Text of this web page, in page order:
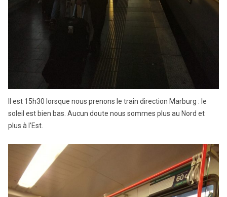
Il est 15h30 lorsque nous prenons le train direction Marburg : le
soleil est bien bas. Aucun doute nous sommes plus au Nord et
plus à l’Est.